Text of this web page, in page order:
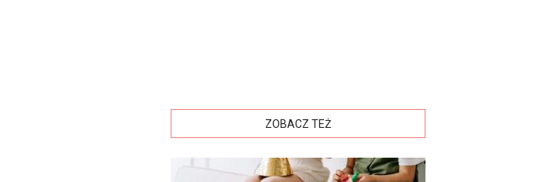
ZOBACZ TEŻ